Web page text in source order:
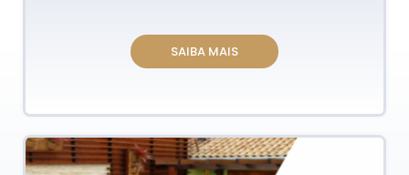
SAIBA MAIS